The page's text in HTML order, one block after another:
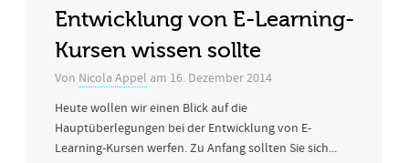
Entwicklung von E-Learning-
Kursen wissen sollte
Von Nicola Appel am 16. Dezember 2014
Heute wollen wir einen Blick auf die
Hauptüberlegungen bei der Entwicklung von E-
Learning-Kursen werfen. Zu Anfang sollten Sie sich...